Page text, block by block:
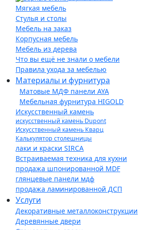
Мягкая мебель
Стулья и столы
Мебель на заказ
Корпусная мебель
Мебель из дерева
Что вы ещё не знали о мебели
Правила ухода за мебелью
Материалы и фурнитура
Матовые МДФ панели AYA
Мебельная фурнитура HIGOLD
Искусственный камень
искусственный камень Dupont
Искусственный камень Кварц
Калькулятор столешницы
лаки и краски SIRCA
Встраиваемая техника для кухни
продажа шпонированной MDF
глянцевые панели мдф
продажа ламинированной ДСП
Услуги
Декоративные металлоконструкции
Деревянные двери